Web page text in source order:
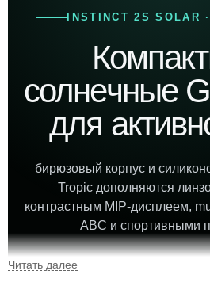
INSTINCT 2S SOLAR
солнечные
для
бирюзовый корпус и
Tropic дополняются
контрастным MIP-дисплеем,
ABC и спортивными